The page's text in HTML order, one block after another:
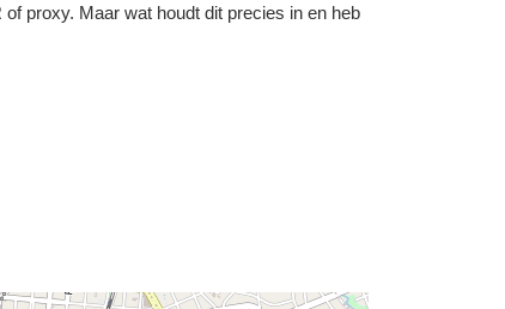
proxy. Maar wat houdt dit precies in en heb